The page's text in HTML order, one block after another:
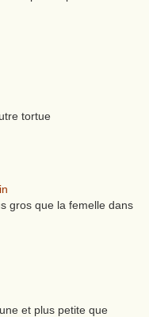
tortue
gros que la femelle dans
et plus petite que